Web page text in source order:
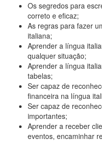
Os segredos para
correto e eficaz;
As regras para fazer
italiana;
Aprender a língua
qualquer situação;
Aprender a língua
tabelas;
Ser capaz de
financeira na língua
Ser capaz de
importantes;
Aprender a receber
eventos, encaminhar